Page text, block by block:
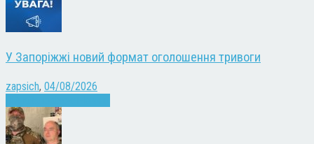
У Запоріжжі новий формат оголошення тривоги
zapsich, 04/08/2026